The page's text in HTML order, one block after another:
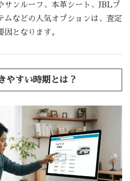
サンルーフ、本革シート、JBLプ
ムなどの人気オプションは、査定
となります。
やすい時期とは？